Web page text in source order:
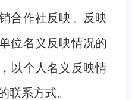
合作社反映。反映
位名义反映情况的
以个人名义反映情
联系方式。